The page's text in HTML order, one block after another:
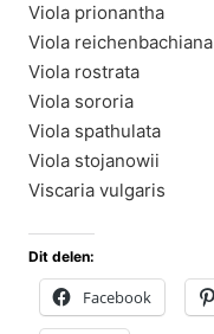
Viola prionantha
Viola reichenbachiana
Viola rostrata
Viola sororia
Viola spathulata
Viola stojanowii
Viscaria vulgaris
Dit delen:
Facebook